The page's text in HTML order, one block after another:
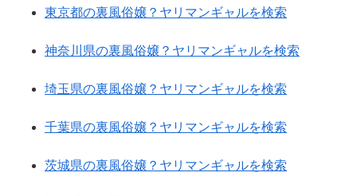
東京都の裏風俗嬢？ヤリマンギャルを検索
神奈川県の裏風俗嬢？ヤリマンギャルを検索
埼玉県の裏風俗嬢？ヤリマンギャルを検索
千葉県の裏風俗嬢？ヤリマンギャルを検索
茨城県の裏風俗嬢？ヤリマンギャルを検索